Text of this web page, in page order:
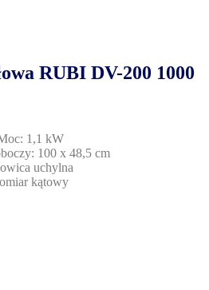
RUBI DV-200 1000
1,1 kW
100 x 48,5 cm
uchylna
kątowy